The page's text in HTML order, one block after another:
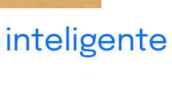
inteligente